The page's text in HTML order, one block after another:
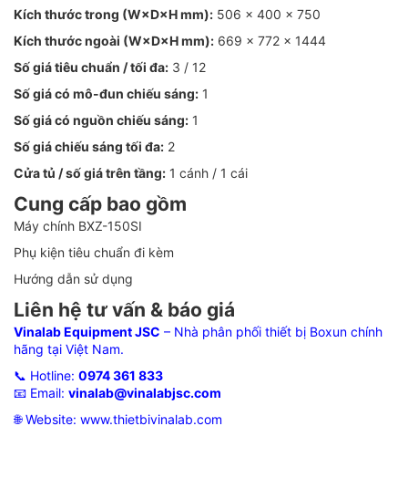
Kích thước trong (W×D×H mm): 506 × 400 × 750
Kích thước ngoài (W×D×H mm): 669 × 772 × 1444
Số giá tiêu chuẩn / tối đa: 3 / 12
Số giá có mô-đun chiếu sáng: 1
Số giá có nguồn chiếu sáng: 1
Số giá chiếu sáng tối đa: 2
Cửa tủ / số giá trên tầng: 1 cánh / 1 cái
Cung cấp bao gồm
Máy chính BXZ-150SI
Phụ kiện tiêu chuẩn đi kèm
Hướng dẫn sử dụng
Liên hệ tư vấn & báo giá
Vinalab Equipment JSC – Nhà phân phối thiết bị Boxun chính
hãng tại Việt Nam.
📞 Hotline: 0974 361 833
📧 Email: vinalab@vinalabjsc.com
🌐 Website: www.thietbivinalab.com